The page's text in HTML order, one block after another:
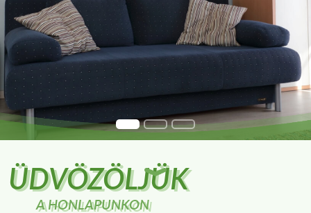
ÜDVÖZÖLJÜK
A HONLAPUNKON